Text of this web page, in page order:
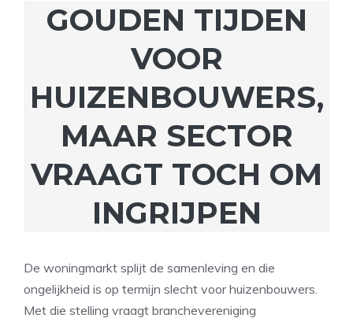
GOUDEN TIJDEN
VOOR
HUIZENBOUWERS,
MAAR SECTOR
VRAAGT TOCH OM
INGRIJPEN
De woningmarkt splijt de samenleving en die
ongelijkheid is op termijn slecht voor huizenbouwers.
Met die stelling vraagt branchevereniging